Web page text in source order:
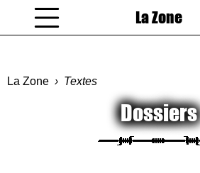
La Zone
La Zone Textes
Dossiers